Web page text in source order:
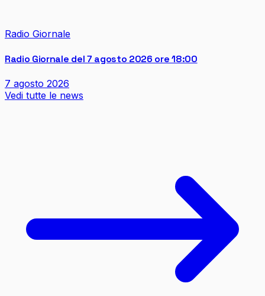
Radio Giornale
Radio Giornale del 7 agosto 2026 ore 18:00
7 agosto 2026
Vedi tutte le news